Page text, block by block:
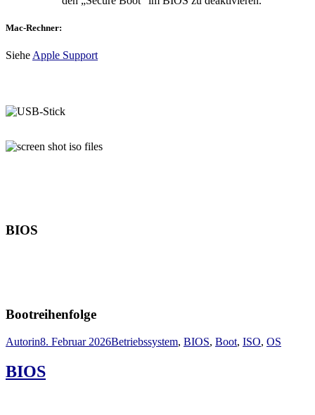
Mac-Rechner:
Siehe Apple Support
BIOS
Bootreihenfolge
Autor
AutorinVeröffentlicht
8. Februar 2026Schlagwörter
Betriebssystem, BIOS, Boot, ISO, OS
BIOS